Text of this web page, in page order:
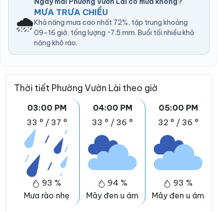
🌧️MƯA TRƯA CHIỀU
Khả năng mưa cao nhất 72%, tập trung khoảng
09–16 giờ, tổng lượng ~7.5 mm. Buổi tối nhiều khả
năng khô ráo.
Thời tiết Phường Vườn Lài theo giờ
03:00 PM
33 ° / 37 °
93 %
Mưa rào nhẹ
04:00 PM
33 ° / 36 °
94 %
Mây đen u ám
05:00 PM
32 ° / 36 °
93 %
Mây đen u ám